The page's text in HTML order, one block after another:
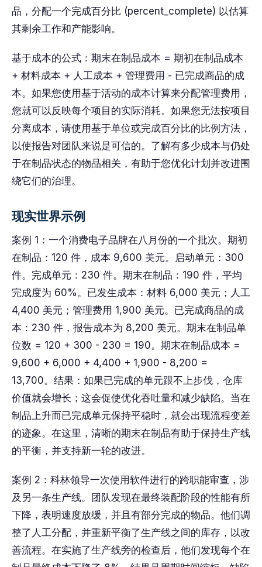
品，分配一个完成百分比 (percent_complete) 以估算
其剩余工作和产能影响。
基于成本的公式：期末在制品成本 = 期初在制品成本
+ 材料成本 + 人工成本 + 管理费用 - 已完成商品的成
本。如果您使用基于活动的成本计算来分配管理费用，
您就可以反映每个项目的实际消耗。如果您无法按项目
分离成本，请使用基于单位或完成百分比的比例方法，
以使报告对团队来说是可信的。了解有多少成本与仍处
于在制品状态的物品相关，有助于您优化计划并改进围
绕它们的治理。
现实世界示例
案例 1：一个消费电子品牌在八月份的一个批次。期初
在制品：120 件，成本 9,600 美元。启动单元：300
件。完成单元：230 件。期末在制品：190 件，平均
完成度为 60%。已发生成本：材料 6,000 美元；人工
4,400 美元；管理费用 1,900 美元。已完成商品的成
本：230 件，报告成本为 8,200 美元。期末在制品单
位数 = 120 + 300 - 230 = 190。期末在制品成本 =
9,600 + 6,000 + 4,400 + 1,900 - 8,200 =
13,700。结果：如果已完成的单元跟不上步伐，仓库
价值就会增长；这会促使优化吞吐量和减少缺陷。当在
制品上升而已完成单元保持平稳时，就会出现流程变差
的迹象。在这里，清晰的期末在制品有助于保持生产线
的平衡，并支持新一轮的改进。
案例 2：科林领导一次使用软件进行的跨职能审查，涉
及另一条生产线。团队发现在最终装配阶段的性能有所
下降，表明速度放缓，并且有部分完成的物品。他们调
整了人工分配，并重新平衡了生产线之间的库存，以改
善流程。在实施了生产线旁的检查后，他们发现每个在